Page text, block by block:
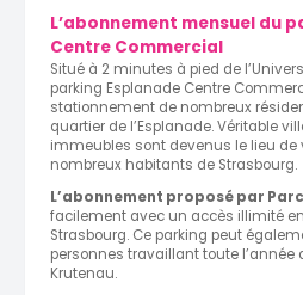
L’abonnement mensuel du
Centre Commercial
Situé à 2 minutes à pied de
parking Esplanade Centre
stationnement de nombreux
quartier de l’Esplanade. Véritable
immeubles sont devenus le lieu de
nombreux habitants de Strasbourg.
L’abonnement proposé par
facilement avec un accès illimité en
Strasbourg. Ce parking peut
personnes travaillant toute l’année
Krutenau.